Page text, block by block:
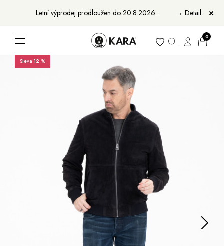
Letní výprodej prodloužen do 20.8.2026. → Detail
Muži
Bundy, kabáty a vesty
Aktovky, tašky a batohy
Peněženky
Pásky
Šály
Prodejny Služby
Kara klub
0
Sleva 12 %